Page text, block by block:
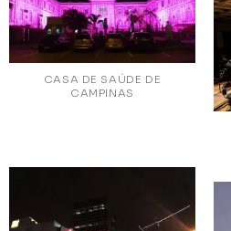
CASA DE SAÚDE DE
CAMPINAS